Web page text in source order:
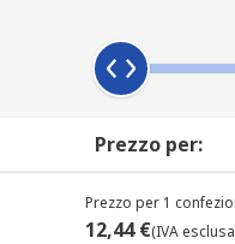
di Lenti per LED.
che il tuo acquisto di
d’adattarsi al
anche tu sia
Componenti
Elettronici e
nel sito web, o
Prezzo per:
Prezzo per 1
12,44 €(IVA